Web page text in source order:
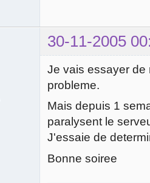
30-11-2005
Je vais essayer de
probleme.
Mais depuis 1
paralysent le
J'essaie de
Bonne soiree